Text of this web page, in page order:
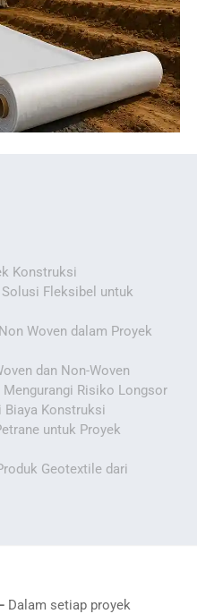
Konstruksi
Fleksibel untuk
Woven dalam Proyek
dan Non-Woven
Risiko Longsor
Biaya Konstruksi
untuk Proyek
Geotextile dari
Dalam setiap proyek